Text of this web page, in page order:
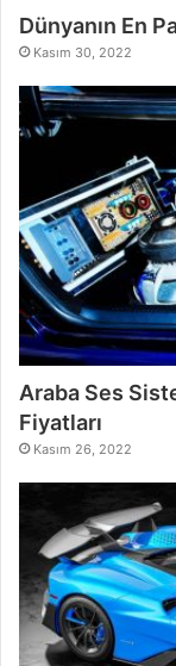
Dünyanın En
Kasım 30, 2022
Araba Ses
Fiyatları
Kasım 26, 2022